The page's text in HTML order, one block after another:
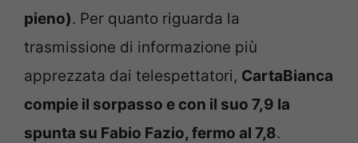
pieno). Per quanto riguarda la
trasmissione di informazione più
apprezzata dai telespettatori, CartaBianca
compie il sorpasso e con il suo 7,9 la
spunta su Fabio Fazio, fermo al 7,8.